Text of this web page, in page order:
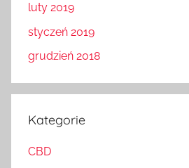
luty 2019
styczeń 2019
grudzień 2018
Kategorie
CBD